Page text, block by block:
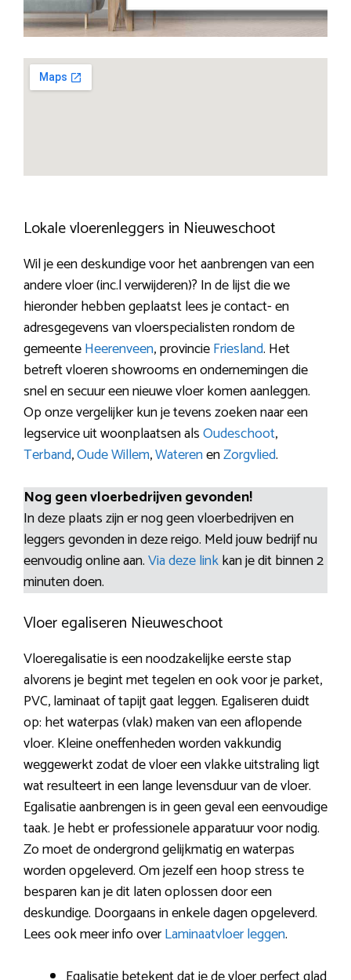
Lokale vloerenleggers in Nieuweschoot
Wil je een deskundige voor het aanbrengen van een
andere vloer (inc.l verwijderen)? In de lijst die we
hieronder hebben geplaatst lees je contact- en
adresgegevens van vloerspecialisten rondom de
gemeenteHeerenveen, provincieFriesland. Het
betreft vloeren showrooms en ondernemingen die
snel en secuur een nieuwe vloer komen aanleggen.
Op onze vergelijker kun je tevens zoeken naar een
legservice uit woonplaatsen alsOudeschoot,
Terband,Oude Willem,WaterenenZorgvlied.
Nog geen vloerbedrijven gevonden!
In deze plaats zijn er nog geen vloerbedrijven en
leggers gevonden in deze reigo. Meld jouw bedrijf nu
eenvoudig online aan.Via deze linkkan je dit binnen 2
minuten doen.
Vloer egaliseren Nieuweschoot
Vloeregalisatie is een noodzakelijke eerste stap
alvorens je begint met tegelen en ook voor je parket,
PVC, laminaat of tapijt gaat leggen. Egaliseren duidt
op: het waterpas (vlak) maken van een aflopende
vloer. Kleine oneffenheden worden vakkundig
weggewerkt zodat de vloer een vlakke uitstraling ligt
wat resulteert in een lange levensduur van de vloer.
Egalisatie aanbrengen is in geen geval een eenvoudige
taak. Je hebt er professionele apparatuur voor nodig.
Zo moet de ondergrond gelijkmatig en waterpas
worden opgeleverd. Om jezelf een hoop stress te
besparen kan je dit laten oplossen door een
deskundige. Doorgaans in enkele dagen opgeleverd.
Lees ook meer info overLaminaatvloer leggen.